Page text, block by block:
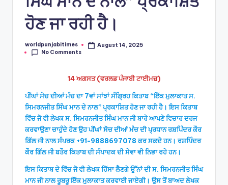
ਹੋਣ ਜਾ ਰਹੀ ਹੈ।
Posted
by
worldpunjabitimes
August 14, 2025
No Comments
14 ਅਗਸਤ (ਵਰਲਡ ਪੰਜਾਬੀ ਟਾਈਮਜ਼)
ਪੀਂਘਾਂ ਸੋਚ ਦੀਆਂ ਮੰਚ ਦਾ 7ਵਾਂ ਸਾਂਝਾਂ ਸੰਗ੍ਰਿਹ ਕਿਤਾਬ “ਇੱਕ ਮੁਲਾਕਾਤ ਸ.
ਸਿਮਰਨਜੀਤ ਸਿੰਘ ਮਾਨ ਦੇ ਨਾਲ” ਪ੍ਰਕਾਸ਼ਿਤ ਹੋਣ ਜਾ ਰਹੀ ਹੈ। ਇਸ ਕਿਤਾਬ
ਵਿੱਚ ਜੋ ਵੀ ਲੇਖਕ ਸ. ਸਿਮਰਨਜੀਤ ਸਿੰਘ ਮਾਨ ਜੀ ਬਾਰੇ ਆਪਣੇ ਵਿਚਾਰ ਦਰਜ
ਕਰਵਾਉਣਾ ਚਾਹੁੰਦੇ ਹੋਣ ਉਹ ਪੀਂਘਾਂ ਸੋਚ ਦੀਆਂ ਮੰਚ ਦੀ ਪ੍ਰਧਾਨ ਰਸ਼ਪਿੰਦਰ ਕੌਰ
ਗਿੱਲ ਜੀ ਨਾਲ ਸੰਪਰਕ +91-9888697078 ਕਰ ਸਕਦੇ ਹਨ। ਰਸ਼ਪਿੰਦਰ
ਕੌਰ ਗਿੱਲ ਜੀ ਬਤੌਰ ਕਿਤਾਬ ਦੀ ਸੰਪਾਦਕ ਦੀ ਸੇਵਾ ਵੀ ਨਿਭਾ ਰਹੇ ਹਨ।
ਇਸ ਕਿਤਾਬ ਦੇ ਵਿੱਚ ਜੋ ਵੀ ਲੇਖਕ ਹਿੱਸਾ ਲੈਣਗੇ ਉੱਨਾਂ ਦੀ ਸ. ਸਿਮਰਨਜੀਤ ਸਿੰਘ
ਮਾਨ ਜੀ ਨਾਲ ਰੂਬਰੂ ਇੱਕ ਮੁਲਾਕਾਤ ਕਰਵਾਈ ਜਾਏਗੀ। ਉਸ ਤੋਂ ਬਾਅਦ ਲੇਖਕ